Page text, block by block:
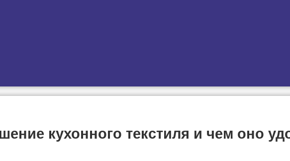
кухонного текстиля и чем оно